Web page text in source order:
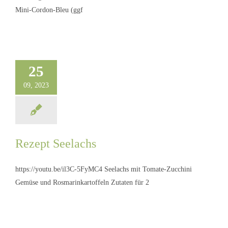
Mini-Cordon-Bleu (ggf
25
09, 2023
Rezept Seelachs
https://youtu.be/il3C-5FyMC4 Seelachs mit Tomate-Zucchini
Gemüse und Rosmarinkartoffeln Zutaten für 2